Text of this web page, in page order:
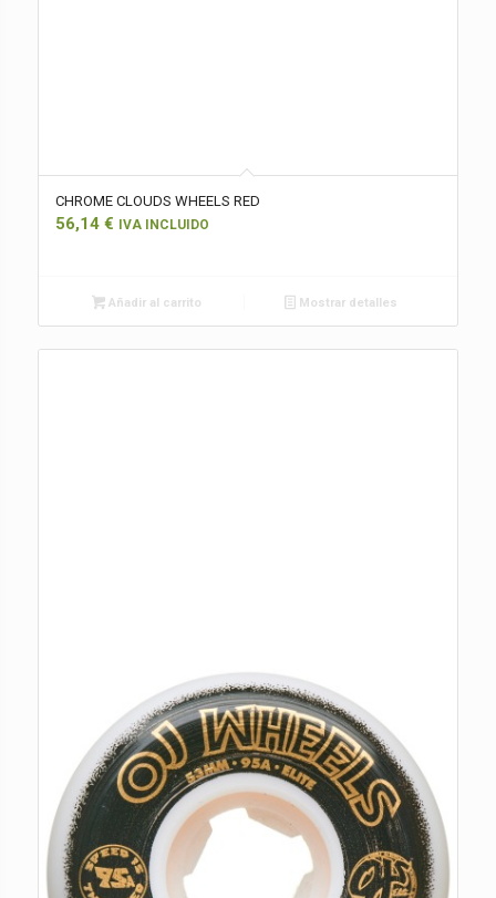
CHROME CLOUDS WHEELS RED
56,14 € IVA INCLUIDO
Añadir al carrito Mostrar detalles